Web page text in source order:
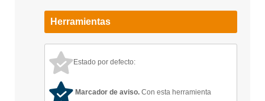
Herramientas
Estado por defecto:
Marcador de aviso. Con esta herramienta